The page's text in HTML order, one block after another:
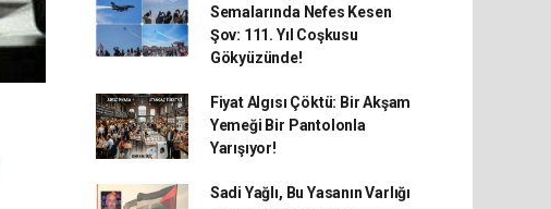
Semalarında Nefes Kesen
Şov: 111. Yıl Coşkusu
Gökyüzünde!
Fiyat Algısı Çöktü: Bir Akşam
Yemeği Bir Pantolonla
Yarışıyor!
Sadi Yağlı, Bu Yasanın Varlığı